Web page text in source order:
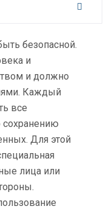
безопасной.
и
и должно
Каждый
все
Для этой
лица или